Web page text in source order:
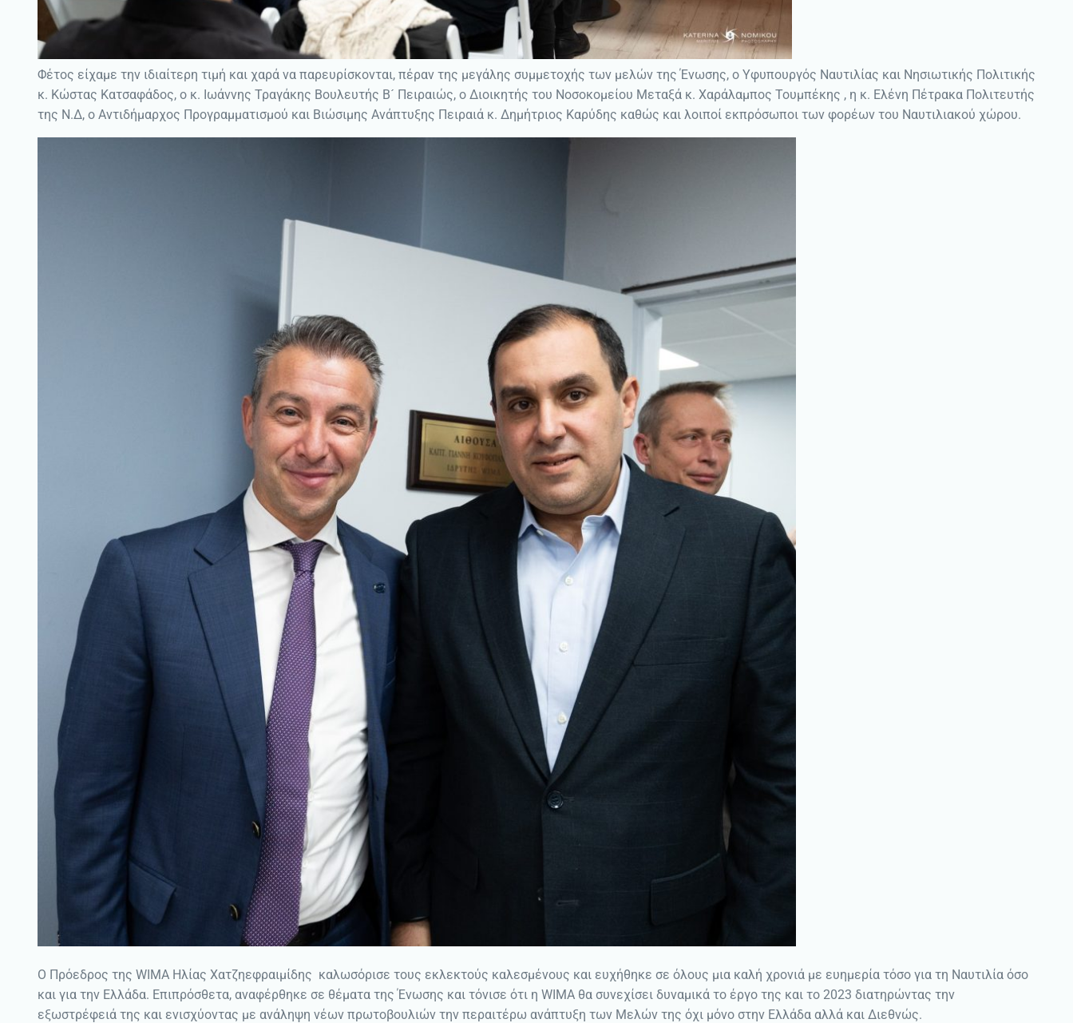
Φέτος είχαμε την ιδιαίτερη τιμή και χαρά να παρευρίσκονται, πέραν της μεγάλης συμμετοχής των μελών της Ένωσης, ο Υφυπουργός Ναυτιλίας και Νησιωτικής Πολιτικής
κ. Κώστας Κατσαφάδος, ο κ. Ιωάννης Τραγάκης Βουλευτής Β´ Πειραιώς, ο Διοικητής του Νοσοκομείου Μεταξά κ. Χαράλαμπος Τουμπέκης , η κ. Ελένη Πέτρακα Πολιτευτής
της Ν.Δ, ο Αντιδήµαρχος Προγραμματισμού και Βιώσιµης Ανάπτυξης Πειραιά κ. Δημήτριος Καρύδης καθώς και λοιποί εκπρόσωποι των φορέων του Ναυτιλιακού χώρου.
Ο Πρόεδρος της WIMA Ηλίας Χατζηεφραιμίδης καλωσόρισε τους εκλεκτούς καλεσμένους και ευχήθηκε σε όλους μια καλή χρονιά με ευημερία τόσο για τη Ναυτιλία όσο
και για την Ελλάδα. Επιπρόσθετα, αναφέρθηκε σε θέματα της Ένωσης και τόνισε ότι η WIMA θα συνεχίσει δυναμικά το έργο της και το 2023 διατηρώντας την
εξωστρέφειά της και ενισχύοντας με ανάληψη νέων πρωτοβουλιών την περαιτέρω ανάπτυξη των Μελών της όχι μόνο στην Ελλάδα αλλά και Διεθνώς.